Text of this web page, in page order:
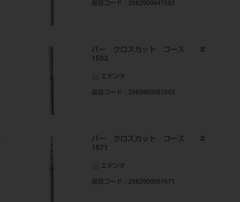
品目コード ：2062900041593
バー クロスカット コース ＃
1503
エデンタ
品目コード ：2062900051503
バー クロスカット コース ＃
1571
エデンタ
品目コード ：2062900051571